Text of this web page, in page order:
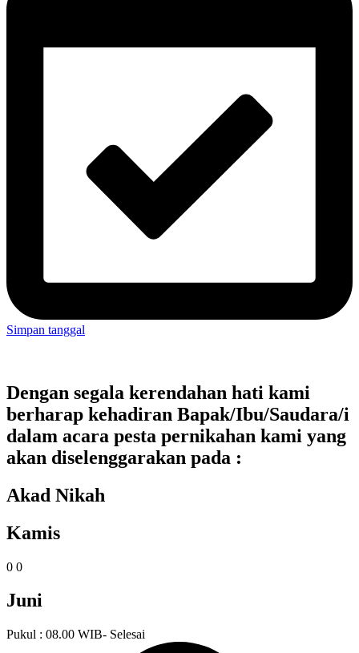
Simpan tanggal
Dengan segala kerendahan hati kami
berharap kehadiran Bapak/Ibu/Saudara/i
dalam acara pesta pernikahan kami yang
akan diselenggarakan pada :
Akad Nikah
Kamis
0 0
Juni
Pukul : 08.00 WIB- Selesai